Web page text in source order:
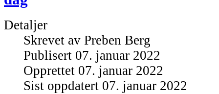
Detaljer
Skrevet av Preben Berg
Publisert 07. januar 2022
Opprettet 07. januar 2022
Sist oppdatert 07. januar 2022